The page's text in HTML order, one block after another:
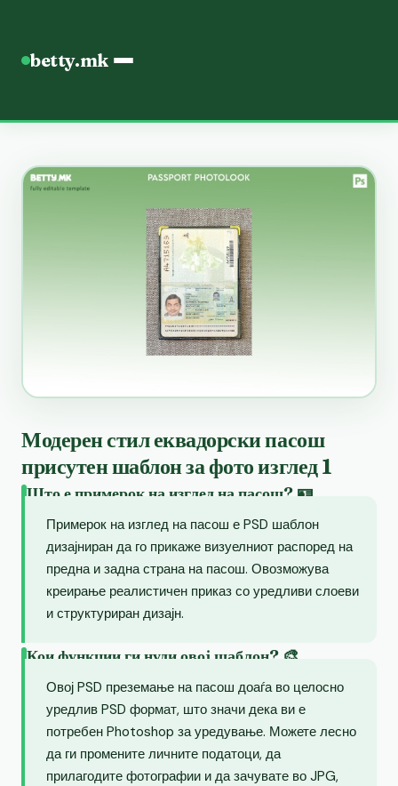
betty.mk
Модерен стил еквадорски пасош
присутен шаблон за фото изглед 1
Што е примерок на изглед на пасош? 🪪
Примерок на изглед на пасош е PSD шаблон
дизајниран да го прикаже визуелниот распоред на
предна и задна страна на пасош. Овозможува
креирање реалистичен приказ со уредливи слоеви
и структуриран дизајн.
Кои функции ги нуди овој шаблон? 🎨
Овој PSD преземање на пасош доаѓа во целосно
уредлив PSD формат, што значи дека ви е
потребен Photoshop за уредување. Можете лесно
да ги промените личните податоци, да
прилагодите фотографии и да зачувате во JPG,